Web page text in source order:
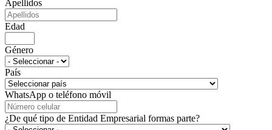
Apellidos
Edad
Género
País
WhatsApp o teléfono móvil
¿De qué tipo de Entidad Empresarial formas parte?